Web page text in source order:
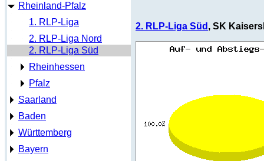
Rheinland-Pfalz
1. RLP-Liga
2. RLP-Liga Nord
2. RLP-Liga Süd
Rheinhessen
Pfalz
Saarland
Baden
Württemberg
Bayern
2. RLP-Liga Süd , SK